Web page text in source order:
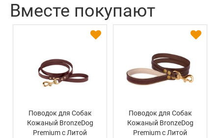
Вместе покупают
Поводок для Собак
Кожаный BronzeDog
Premium с Литой
Поводок для Собак
Кожаный BronzeDog
Premium с Литой